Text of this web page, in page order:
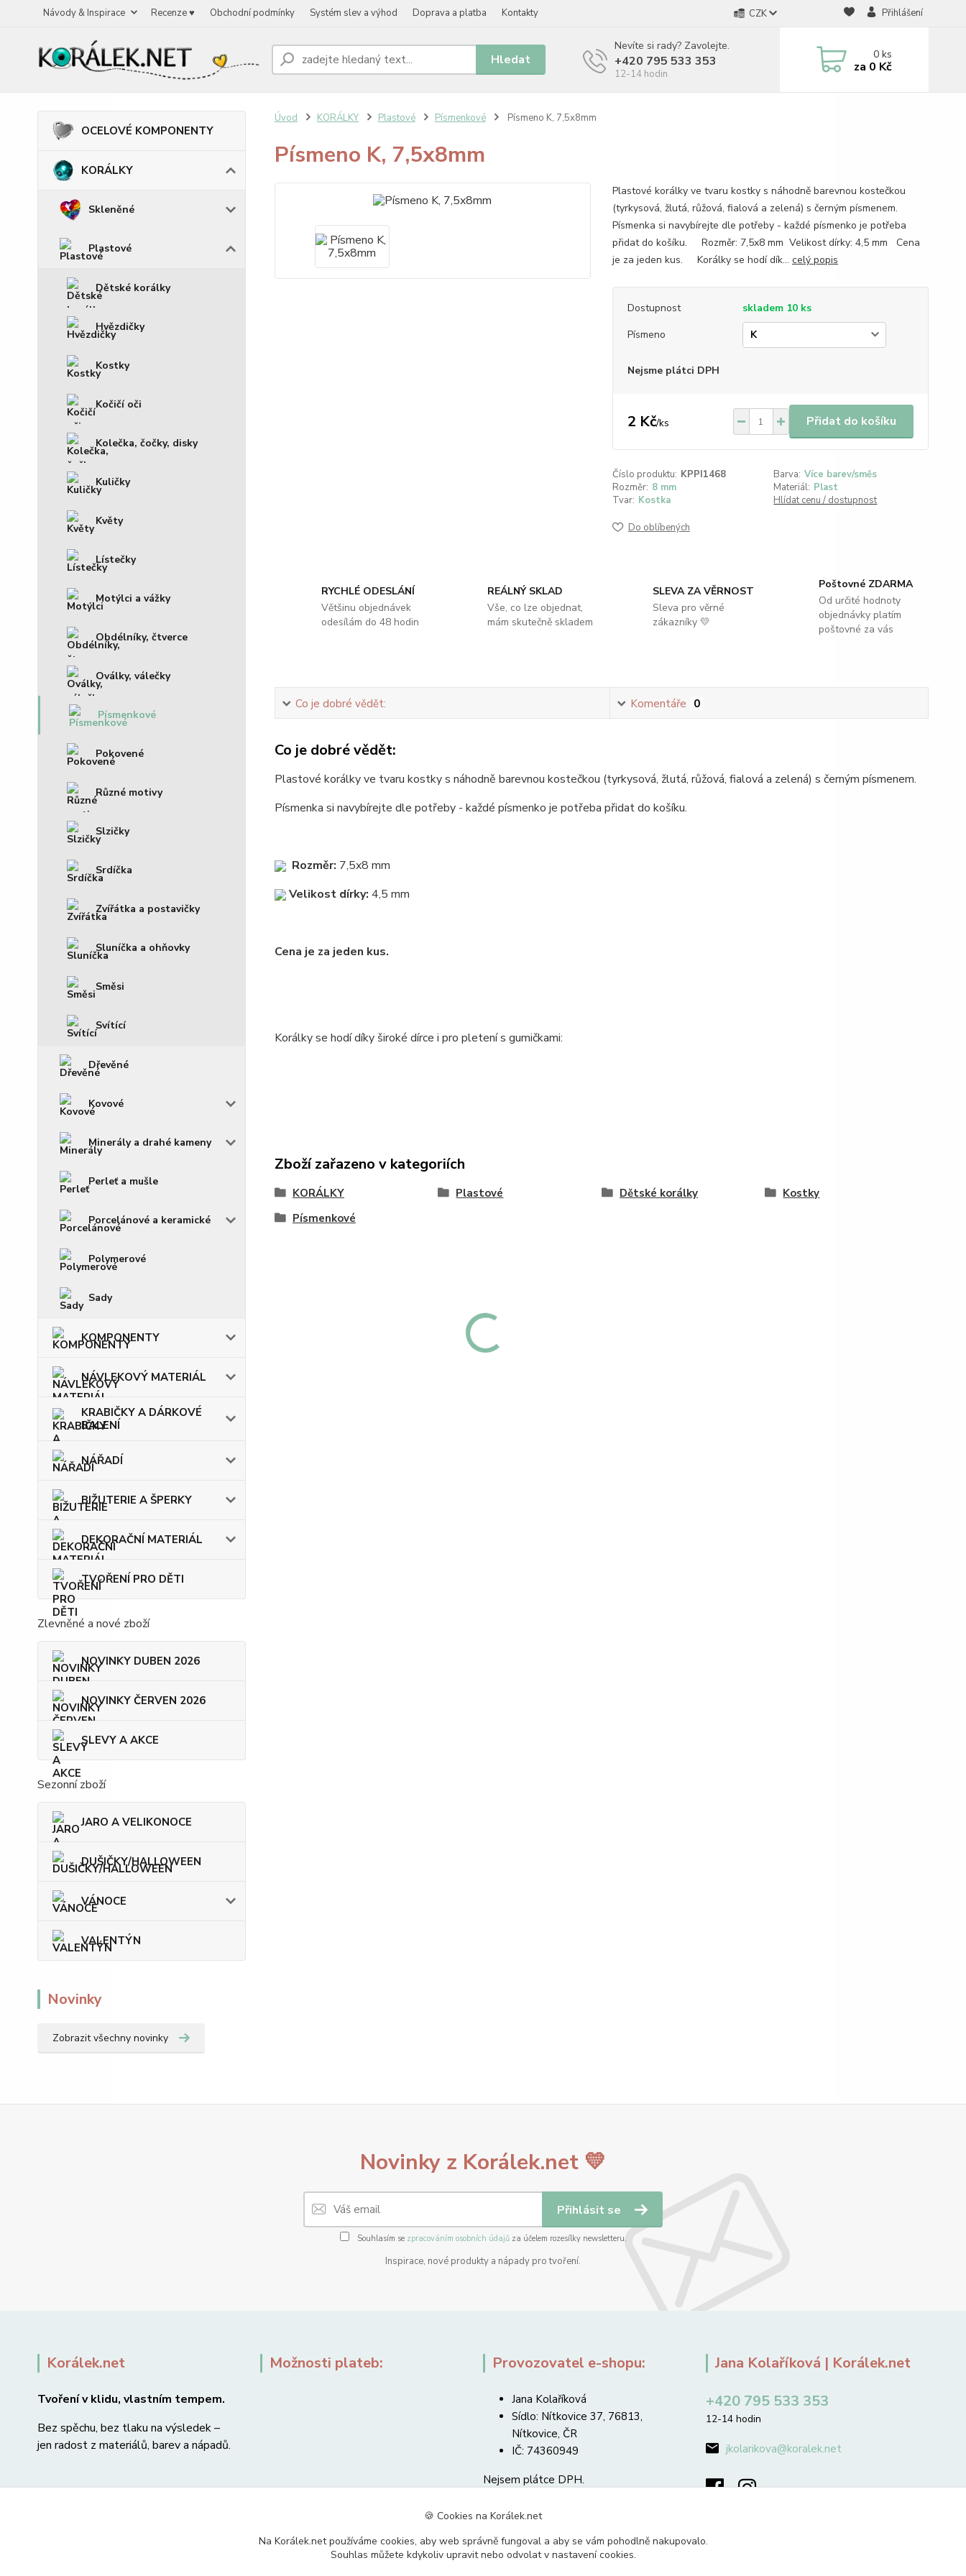
Návody & Inspirace Recenze ♥ Obchodní podmínky Systém slev a výhod Doprava a platba Kontakty CZK Přihlášení
Hledat
Nevíte si rady? Zavolejte.
+420 795 533 353
12-14 hodin
0ks
za 0 Kč
OCELOVÉ KOMPONENTY
KORÁLKY
Skleněné
Plastové
Dětské korálky
Hvězdičky
Kostky
Kočičí oči
Kolečka, čočky, disky
Kuličky
Květy
Lístečky
Motýlci a vážky
Obdélníky, čtverce
Oválky, válečky
Písmenkové
Pokovené
Různé motivy
Slzičky
Srdíčka
Zvířátka a postavičky
Sluníčka a ohňovky
Směsi
Svítící
Dřevěné
Kovové
Minerály a drahé kameny
Perleť a mušle
Porcelánové a keramické
Polymerové
Sady
KOMPONENTY
NÁVLEKOVÝ MATERIÁL
KRABIČKY A DÁRKOVÉ
BALENÍ
NÁŘADÍ
BIŽUTERIE A ŠPERKY
DEKORAČNÍ MATERIÁL
TVOŘENÍ PRO DĚTI
Zlevněné a nové zboží
NOVINKY DUBEN 2026
NOVINKY ČERVEN 2026
SLEVY A AKCE
Sezonní zboží
JARO A VELIKONOCE
DUŠIČKY/HALLOWEEN
VÁNOCE
VALENTÝN
Novinky
Zobrazit všechny novinky
Úvod KORÁLKY Plastové Písmenkové Písmeno K, 7,5x8mm
Písmeno K, 7,5x8mm
Plastové korálky ve tvaru kostky s náhodně barevnou kostečkou
(tyrkysová, žlutá, růžová, fialová a zelená) s černým písmenem.
Písmenka si navybírejte dle potřeby - každé písmenko je potřeba
přidat do košíku. Rozměr: 7,5x8 mm Velikost dírky: 4,5 mm Cena
je za jeden kus. Korálky se hodí dík... celý popis
Dostupnost
skladem 10 ks
Písmeno
Nejsme plátci DPH
2 Kč/ks Přidat do košíku
Číslo produktu: KPPI1468 Barva: Více barev/směs
Rozměr: 8 mm Materiál: Plast
Tvar: Kostka Hlídat cenu / dostupnost
Do oblíbených
RYCHLÉ ODESLÁNÍ
Většinu objednávek
odesílám do 48 hodin
REÁLNÝ SKLAD
Vše, co lze objednat,
mám skutečně skladem
SLEVA ZA VĚRNOST
Sleva pro věrné
zákazníky 💛
Poštovné ZDARMA
Od určité hodnoty
objednávky platím
poštovné za vás
Co je dobré vědět: Komentáře 0
Co je dobré vědět:
Plastové korálky ve tvaru kostky s náhodně barevnou kostečkou (tyrkysová, žlutá, růžová, fialová a zelená) s černým písmenem.
Písmenka si navybírejte dle potřeby - každé písmenko je potřeba přidat do košíku.
Rozměr: 7,5x8 mm
Velikost dírky: 4,5 mm
Cena je za jeden kus.
Korálky se hodí díky široké dírce i pro pletení s gumičkami:
Zboží zařazeno v kategoriích
KORÁLKY Plastové Dětské korálky
Kostky
Písmenkové
Novinky z Korálek.net 💛
Přihlásit se
Souhlasím se zpracováním osobních údajůza účelem rozesílky newsletteru.
Inspirace, nové produkty a nápady pro tvoření.
Korálek.net
Tvoření v klidu, vlastním tempem.
Bez spěchu, bez tlaku na výsledek –
jen radost z materiálů, barev a nápadů.
Možnosti plateb: Provozovatel e-shopu:
Jana Kolaříková
Sídlo: Nítkovice 37, 76813,
Nítkovice, ČR
IČ: 74360949
Nejsem plátce DPH.
Jana Kolaříková | Korálek.net
+420 795 533 353
12-14 hodin
jkolarikova@koralek.net
🍪 Cookies na Korálek.net
Na Korálek.net používáme cookies, aby web správně fungoval a aby se vám pohodlně nakupovalo.
Souhlas můžete kdykoliv upravit nebo odvolat v nastavení cookies.